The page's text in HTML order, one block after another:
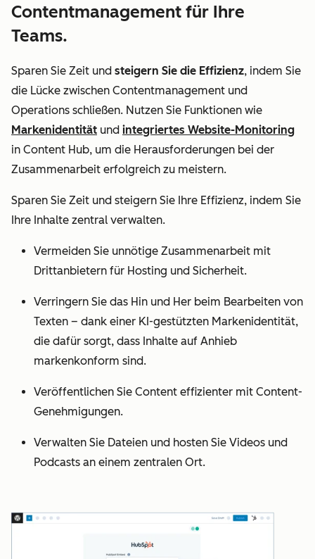
Contentmanagement für Ihre
Teams.
Sparen Sie Zeit und steigern Sie die Effizienz, indem Sie
die Lücke zwischen Contentmanagement und
Operations schließen. Nutzen Sie Funktionen wie
Markenidentität und integriertes Website-Monitoring
in Content Hub, um die Herausforderungen bei der
Zusammenarbeit erfolgreich zu meistern.
Sparen Sie Zeit und steigern Sie Ihre Effizienz, indem Sie
Ihre Inhalte zentral verwalten.
Vermeiden Sie unnötige Zusammenarbeit mit
Drittanbietern für Hosting und Sicherheit.
Verringern Sie das Hin und Her beim Bearbeiten von
Texten – dank einer KI-gestützten Markenidentität,
die dafür sorgt, dass Inhalte auf Anhieb
markenkonform sind.
Veröffentlichen Sie Content effizienter mit Content-
Genehmigungen.
Verwalten Sie Dateien und hosten Sie Videos und
Podcasts an einem zentralen Ort.